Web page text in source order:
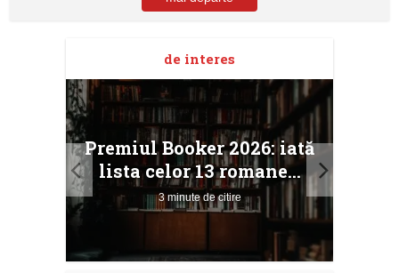
de interes
Premiul Booker 2026: iată
lista celor 13 romane...
3 minute de citire